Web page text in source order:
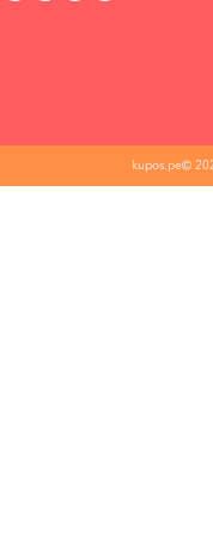
kupos.pe©